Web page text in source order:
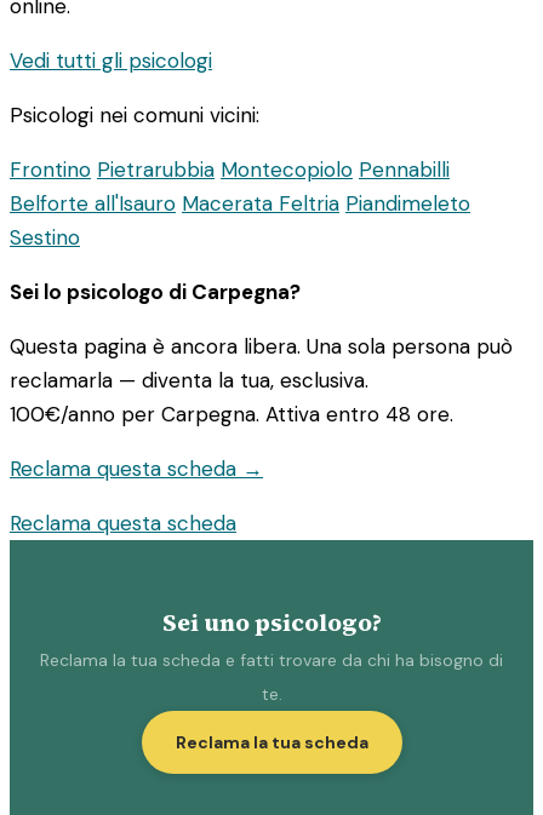
online.
Vedi tutti gli psicologi
Psicologi nei comuni vicini:
Frontino Pietrarubbia Montecopiolo Pennabilli
Belforte all'Isauro Macerata Feltria Piandimeleto
Sestino
Sei lo psicologo di Carpegna?
Questa pagina è ancora libera. Una sola persona può
reclamarla — diventa la tua, esclusiva.
100€/anno per Carpegna. Attiva entro 48 ore.
Reclama questa scheda →
Reclama questa scheda
Sei uno psicologo?
Reclama la tua scheda e fatti trovare da chi ha bisogno di
te.
Reclama la tua scheda